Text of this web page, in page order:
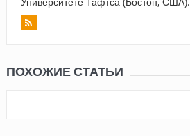
ПОХОЖИЕ СТАТЬИ